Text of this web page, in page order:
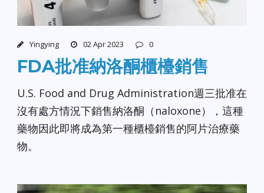
Yingying 02 Apr 2023 0
FDA批准納洛酮櫃檯銷售
U.S. Food and Drug Administration週三批准在
沒有處方情況下銷售納洛酮（naloxone），這種
藥物因此即將成為第一種櫃檯銷售的阿片治療藥
物。